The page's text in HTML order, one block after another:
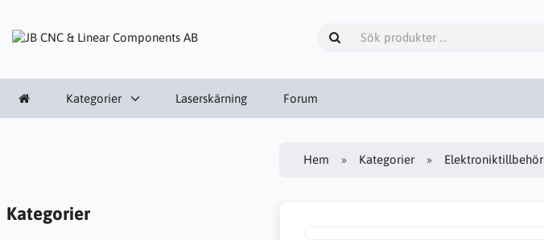
Kategorier Laserskärning Forum
Kategorier
Hem Kategorier Elektroniktillbehör